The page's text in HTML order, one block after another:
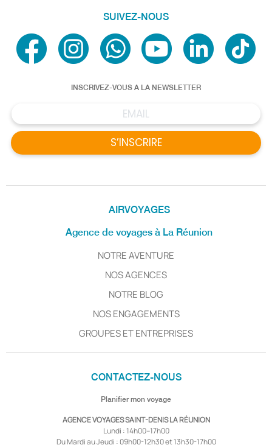
AIRVOYAGES
Agence de voyages à La Réunion
NOTRE AVENTURE
NOS AGENCES
NOTRE BLOG
NOS ENGAGEMENTS
GROUPES ET ENTREPRISES
SUIVEZ-NOUS
INSCRIVEZ-VOUS A LA NEWSLETTER
S’INSCRIRE
CONTACTEZ-NOUS
Planifier mon voyage
AGENCE VOYAGES SAINT-DENIS LA RÉUNION
Lundi : 14h00–17h00
Du Mardi au Jeudi : 09h00-12h30 et 13h30-17h00